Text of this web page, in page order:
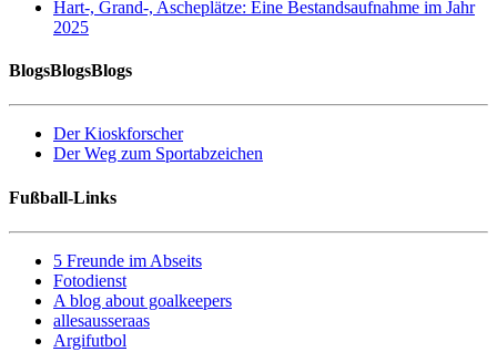
Hart-, Grand-, Ascheplätze: Eine Bestandsaufnahme im Jahr
2025
BlogsBlogsBlogs
Der Kioskforscher
Der Weg zum Sportabzeichen
Fußball-Links
5 Freunde im Abseits
Fotodienst
A blog about goalkeepers
allesausseraas
Argifutbol